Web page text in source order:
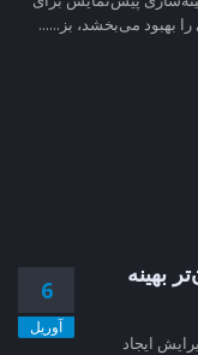
بهبود می‌بخشد، بز......
6
آوریل
بهینه
ایجاد